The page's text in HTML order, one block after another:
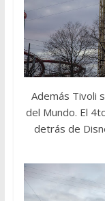
Además Tivoli
del Mundo. El
detrás de